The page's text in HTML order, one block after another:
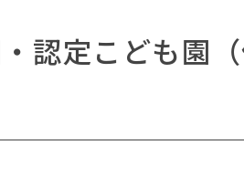
認定こども園